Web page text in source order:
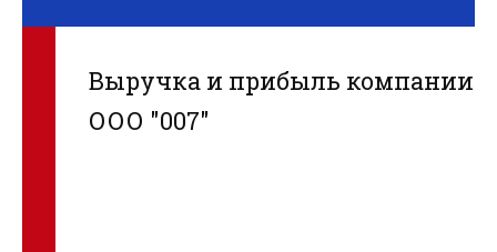
Выручка и прибыль компании
ООО "007"